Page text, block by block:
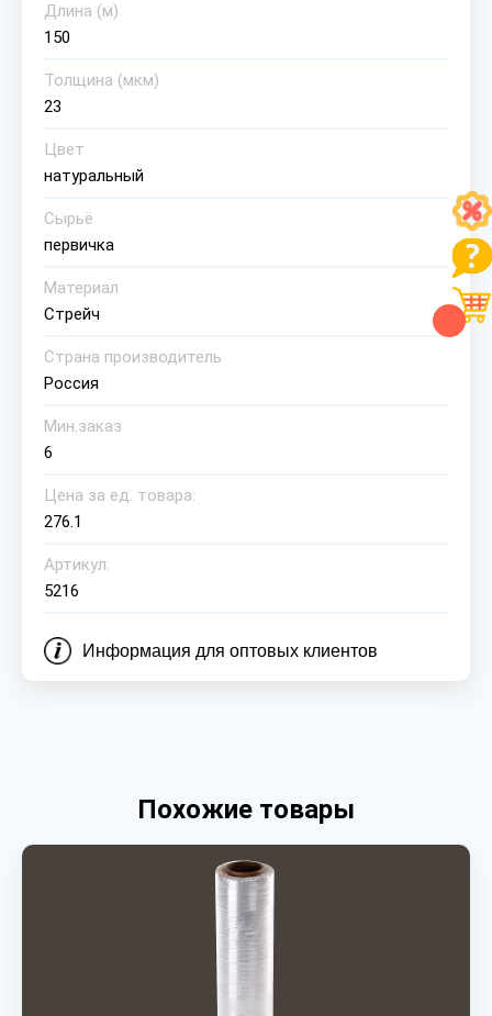
Длина (м)
150
Толщина (мкм)
23
Цвет
натуральный
Сырьё
первичка
Материал
Стрейч
Страна производитель
Россия
Мин.заказ
6
Цена за ед. товара:
276.1
Артикул:
5216
Информация для оптовых клиентов
Похожие товары